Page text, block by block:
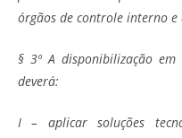
órgãos de controle interno e
§ 3º A disponibilização
deverá:
I – aplicar soluções